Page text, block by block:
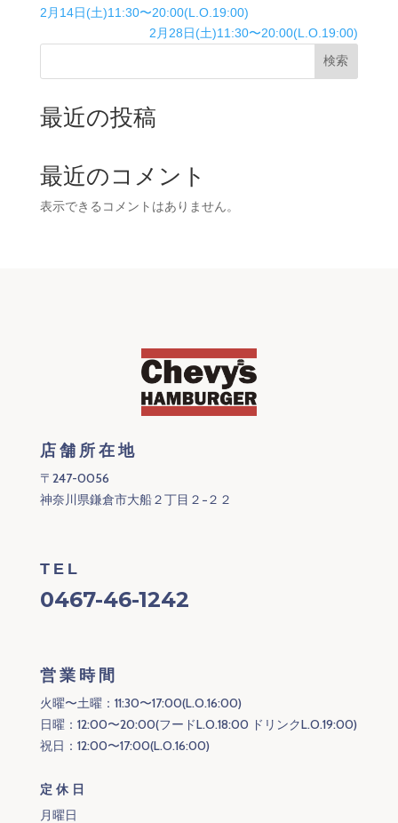
2月14日(土)11:30〜20:00(L.O.19:00)
2月28日(土)11:30〜20:00(L.O.19:00)
検索
最近の投稿
最近のコメント
表示できるコメントはありません。
店舗所在地
〒247-0056
神奈川県鎌倉市大船２丁目２−２２
TEL
0467-46-1242
営業時間
火曜〜土曜：11:30〜17:00(L.O.16:00)
日曜：12:00〜20:00(フードL.O.18:00 ドリンクL.O.19:00)
祝日：12:00〜17:00(L.O.16:00)
定休日
月曜日